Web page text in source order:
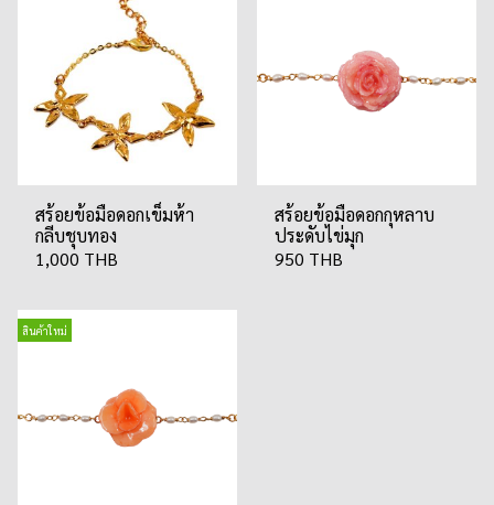
สร้อยข้อมือดอกเข็มห้า
กลีบชุบทอง
1,000 THB
สร้อยข้อมือดอกกุหลาบ
ประดับไข่มุก
950 THB
สินค้าใหม่